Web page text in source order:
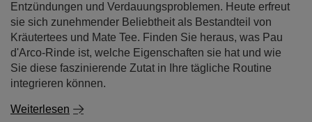
Entzündungen und Verdauungsproblemen. Heute erfreut
sie sich zunehmender Beliebtheit als Bestandteil von
Kräutertees und Mate Tee. Finden Sie heraus, was Pau
d'Arco-Rinde ist, welche Eigenschaften sie hat und wie
Sie diese faszinierende Zutat in Ihre tägliche Routine
integrieren können.
Weiterlesen